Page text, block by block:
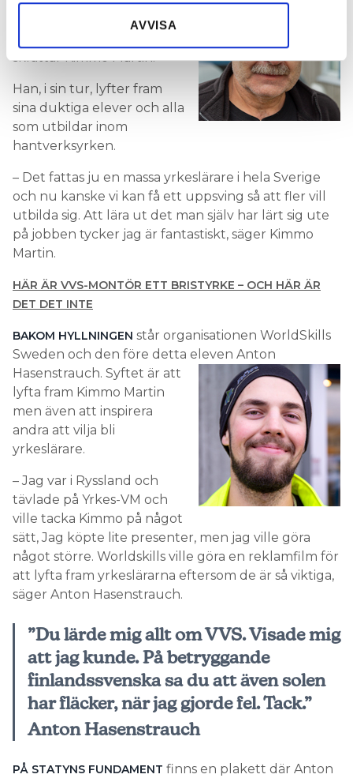
samlat in när du har använt deras tjänster.
AVVISA
jag är i samma klass som
skrattar Kimmo Martin.
Han, i sin tur, lyfter fram
sina duktiga elever och alla
som utbildar inom
hantverksyrken.
– Det fattas ju en massa yrkeslärare i hela Sverige
och nu kanske vi kan få ett uppsving så att fler vill
utbilda sig. Att lära ut det man själv har lärt sig ute
på jobben tycker jag är fantastiskt, säger Kimmo
Martin.
HÄR ÄR VVS-MONTÖR ETT BRISTYRKE – OCH HÄR ÄR
DET DET INTE
BAKOM HYLLNINGEN står organisationen WorldSkills
Sweden och den före detta eleven Anton
Hasenstrauch. Syftet är att
lyfta fram Kimmo Martin
men även att inspirera
andra att vilja bli
yrkeslärare.
– Jag var i Ryssland och
tävlade på Yrkes-VM och
ville tacka Kimmo på något
sätt, Jag köpte lite presenter, men jag ville göra
något större. Worldskills ville göra en reklamfilm för
att lyfta fram yrkeslärarna eftersom de är så viktiga,
säger Anton Hasenstrauch.
”Du lärde mig allt om VVS. Visade mig
att jag kunde. På betryggande
finlandssvenska sa du att även solen
har fläcker, när jag gjorde fel. Tack.”
Anton Hasenstrauch
PÅ STATYNS FUNDAMENT finns en plakett där Anton